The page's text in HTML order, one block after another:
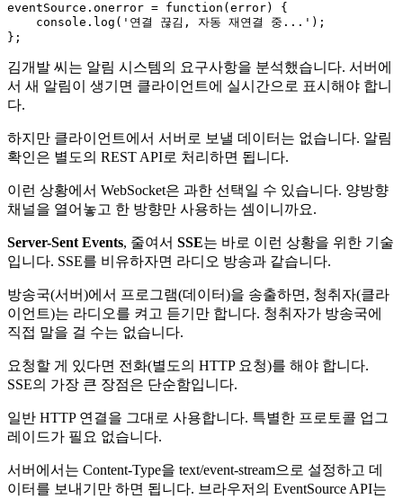
eventSource. onerror = function ( error) {
console . log ( '연결 끊김, 자동 재연결 중...' );
김개발 씨는 알림 시스템의 요구사항을 분석했습니다. 서버에
서 새 알림이 생기면 클라이언트에 실시간으로 표시해야 합니
다.
하지만 클라이언트에서 서버로 보낼 데이터는 없습니다. 알림
확인은 별도의 REST API로 처리하면 됩니다.
이런 상황에서 WebSocket은 과한 선택일 수 있습니다. 양방향
채널을 열어놓고 한 방향만 사용하는 셈이니까요.
Server-Sent Events, 줄여서 SSE는 바로 이런 상황을 위한 기술
입니다. SSE를 비유하자면 라디오 방송과 같습니다.
방송국(서버)에서 프로그램(데이터)을 송출하면, 청취자(클라
이언트)는 라디오를 켜고 듣기만 합니다. 청취자가 방송국에
직접 말을 걸 수는 없습니다.
요청할 게 있다면 전화(별도의 HTTP 요청)를 해야 합니다.
SSE의 가장 큰 장점은 단순함입니다.
일반 HTTP 연결을 그대로 사용합니다. 특별한 프로토콜 업그
레이드가 필요 없습니다.
서버에서는 Content-Type을 text/event-stream으로 설정하고 데
이터를 보내기만 하면 됩니다. 브라우저의 EventSource API는